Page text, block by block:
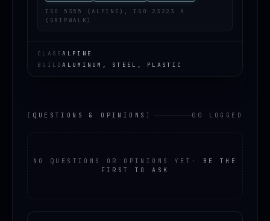
ISO 5355 (ALPINE), ISO 23223 A
(GRIPWALK)
CLASSALPINE
BUILDALUMINUM, STEEL, PLASTIC
[ QUESTIONS & OPINIONS ] 00 LOGGED
NO QUESTIONS OR OPINIONS YET ·
BE THE
FIRST TO ASK